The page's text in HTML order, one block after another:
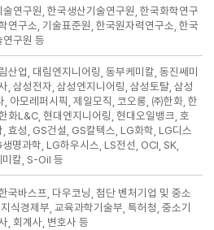
연구원, 한국생산기술연구원, 한국화학연구
연구소, 기술표준원, 한국원자력연구소, 한국
연구원 등
산업, 대림엔지니어링, 동부케미칼, 동진쎄미
, 삼성전자, 삼성엔지니어링, 삼성토탈, 삼성
, 아모레퍼시픽, 제일모직, 코오롱, ㈜한화, 한
화L&C, 현대엔지니어링, 현대오일뱅크, 호
, 효성, GS건설, GS칼텍스, LG화학, LG디스
명과학, LG하우시스, LS전선, OCI, SK,
미칼, S-Oil 등
국바스프, 다우코닝, 첨단 벤처기업 및 중소
식경제부, 교육과학기술부, 특허청, 중소기
, 회계사, 변호사 등